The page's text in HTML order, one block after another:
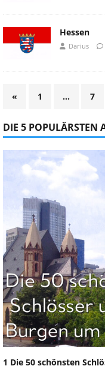
Hessen
Darius
« 1 … 7
DIE 5 POPULÄRSTEN
1 Die 50 schönsten